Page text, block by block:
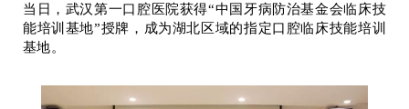
当日，武汉第一口腔医院获得“中国牙病防治基金会临床技
能培训基地”授牌，成为湖北区域的指定口腔临床技能培训
基地。